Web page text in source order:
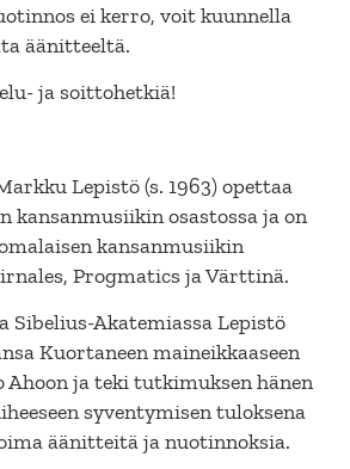
ei kerro, voit kuunnella
äänitteeltä.
ja soittohetkiä!
Lepistö (s. 1963) opettaa
kansanmusiikin osastossa ja on
kansanmusiikin
Progmatics ja Värttinä.
Sibelius-Akatemiassa Lepistö
Kuortaneen maineikkaaseen
Ahoon ja teki tutkimuksen hänen
syventymisen tuloksena
äänitteitä ja nuotinnoksia.